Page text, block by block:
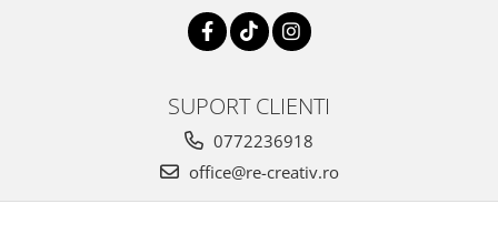
SUPORT CLIENTI
0772236918
office@re-creativ.ro